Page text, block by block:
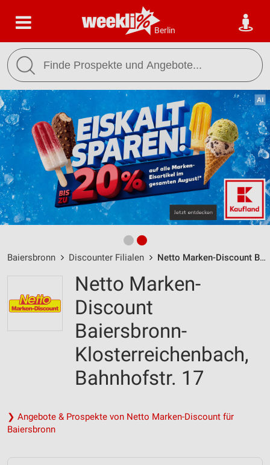
Berlin
Baiersbronn Discounter Filialen Netto Marken-Discount Baiersbronn-Klosterreichenbach / Bahnhofstr. 17 - Öffnungszeiten & Adresse
Netto Marken-
Discount
Baiersbronn-
Klosterreichenbach,
Bahnhofstr. 17
❯ Angebote & Prospekte von Netto Marken-Discount für
Baiersbronn